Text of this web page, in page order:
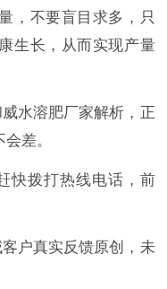
，不要盲目求多，只
生长，从而实现产量
水溶肥厂家解析，正
差。
快拨打热线电话，前
户真实反馈原创，未